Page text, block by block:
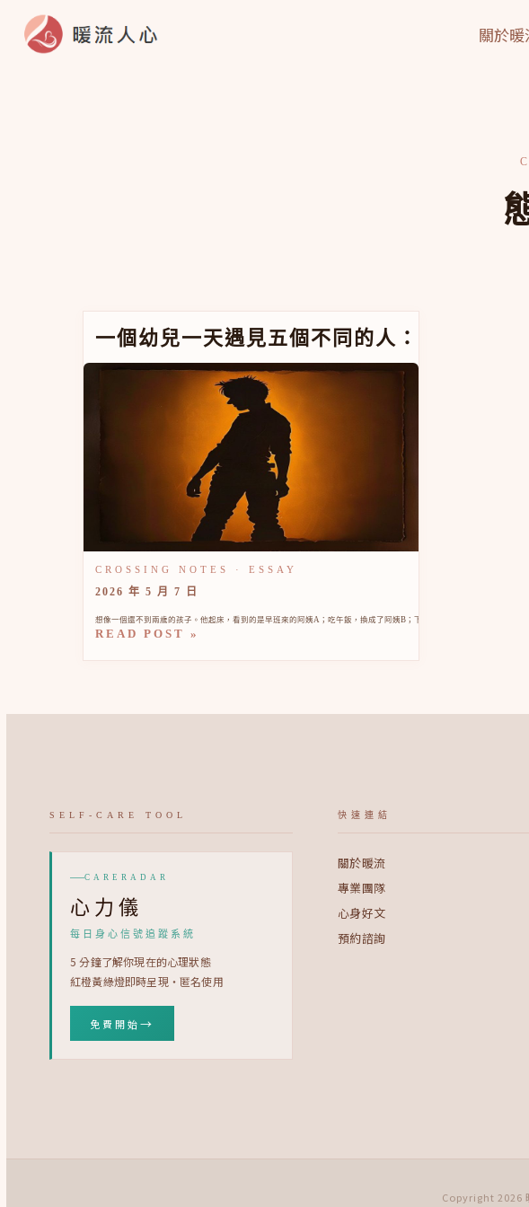
關於暖
一個幼兒一天遇見五個不同的人：多重照顧者
2026 年 5 月 7 日
想像一個還不到兩歲的孩子。他起床，看到的是早班來的阿姨A；吃午飯，換成了阿姨B；下午，又來了阿姨C和阿姨D。
一個幼兒一天遇見五個不同的人：多重照顧者對心理發展的影響
READ POST »
SELF-CARE TOOL
CARERADAR
心力儀
每日身心信號追蹤系統
5 分鐘了解你現在的心理狀態
紅橙黃綠燈即時呈現・匿名使用
免費開始→
快速連結
關於暖流
專業團隊
心身好文
預約諮詢
Copyright 2026